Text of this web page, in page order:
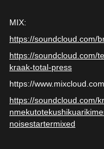
MIX:
https://soundcloud.com/
https://soundcloud.com/
kraak-total-press
https://
https://soundcloud.com/
noisestartermixed